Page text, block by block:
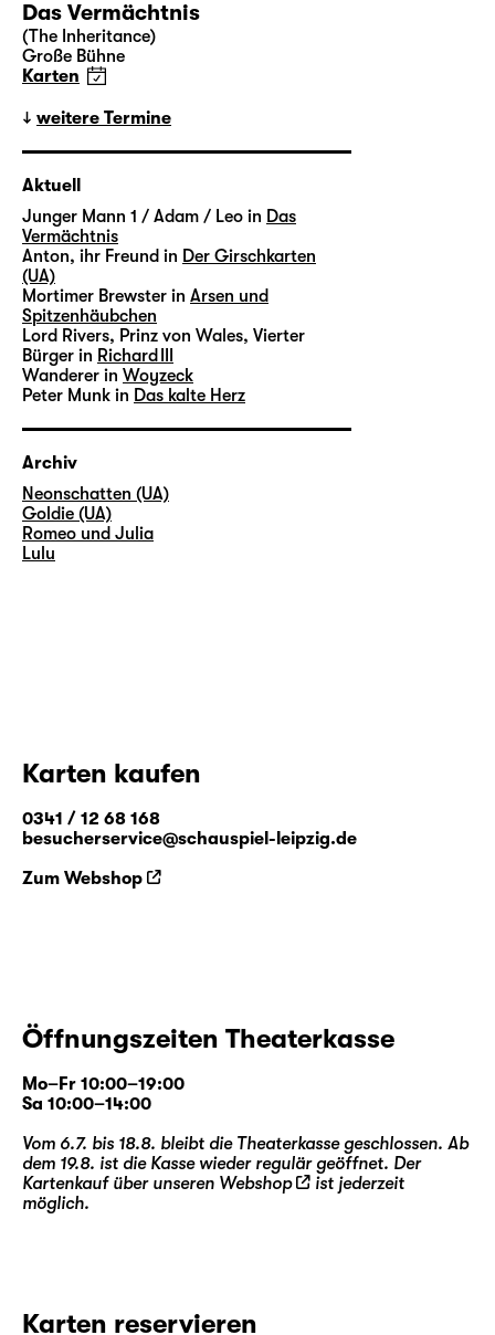
Das Vermächtnis
(The Inheritance)
Große Bühne
Karten
weitere Termine
Aktuell
Junger Mann 1 / Adam / Leo in Das
Vermächtnis
Anton, ihr Freund in Der Girschkarten
(UA)
Mortimer Brewster in Arsen und
Spitzenhäubchen
Lord Rivers, Prinz von Wales, Vierter
Bürger in Richard III
Wanderer in Woyzeck
Peter Munk in Das kalte Herz
Archiv
Neonschatten (UA)
Goldie (UA)
Romeo und Julia
Lulu
Karten kaufen
0341 / 12 68 168
besucherservice@schauspiel-leipzig.de
Zum Webshop
Öffnungszeiten Theaterkasse
Mo–Fr 10:00–19:00
Sa 10:00–14:00
Vom 6.7. bis 18.8. bleibt die Theaterkasse geschlossen. Ab
dem 19.8. ist die Kasse wieder regulär geöffnet. Der
Kartenkauf über unseren Webshop
ist jederzeit
möglich.
Karten reservieren